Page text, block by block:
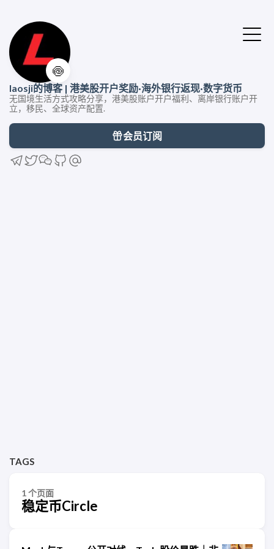
🍥
laosji的博客 | 港美股开户奖励·海外银行返现·数字货币
无国境生活方式攻略分享，港美股账户开户福利、离岸银行账户开
立，移民、全球资产配置.
会员订阅
TAGS
1 个页面
稳定币Circle